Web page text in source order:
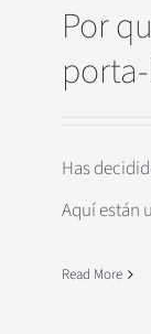
Por
Has
Aquí están
Read More